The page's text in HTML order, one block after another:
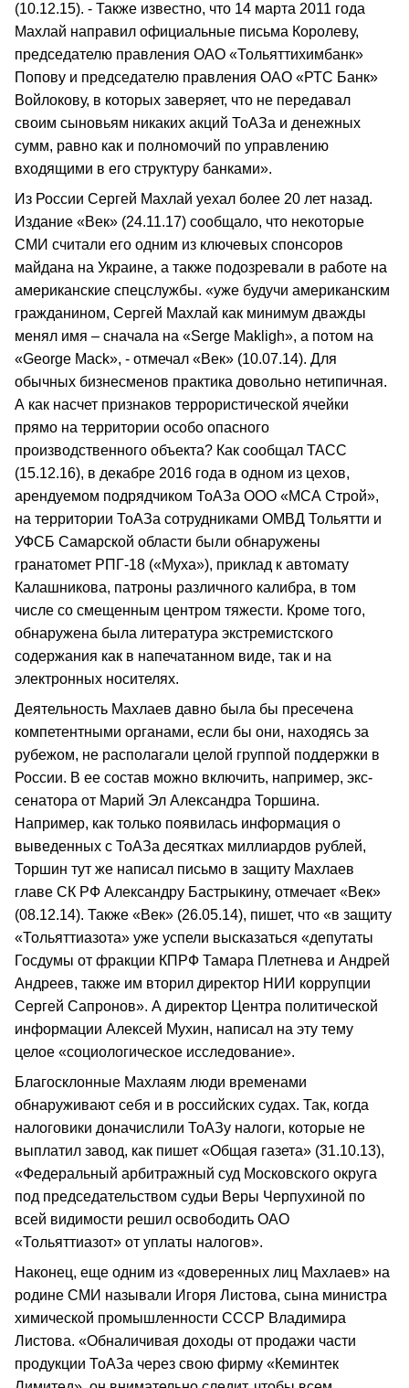
(10.12.15). - Также известно, что 14 марта 2011 года
Махлай направил официальные письма Королеву,
председателю правления ОАО «Тольяттихимбанк»
Попову и председателю правления ОАО «РТС Банк»
Войлокову, в которых заверяет, что не передавал
своим сыновьям никаких акций ТоАЗа и денежных
сумм, равно как и полномочий по управлению
входящими в его структуру банками».
Из России Сергей Махлай уехал более 20 лет назад.
Издание «Век» (24.11.17) сообщало, что некоторые
СМИ считали его одним из ключевых спонсоров
майдана на Украине, а также подозревали в работе на
американские спецслужбы. «уже будучи американским
гражданином, Сергей Махлай как минимум дважды
менял имя – сначала на «Serge Makligh», а потом на
«George Mack», - отмечал «Век» (10.07.14). Для
обычных бизнесменов практика довольно нетипичная.
А как насчет признаков террористической ячейки
прямо на территории особо опасного
производственного объекта? Как сообщал ТАСС
(15.12.16), в декабре 2016 года в одном из цехов,
арендуемом подрядчиком ТоАЗа ООО «МСА Строй»,
на территории ТоАЗа сотрудниками ОМВД Тольятти и
УФСБ Самарской области были обнаружены
гранатомет РПГ-18 («Муха»), приклад к автомату
Калашникова, патроны различного калибра, в том
числе со смещенным центром тяжести. Кроме того,
обнаружена была литература экстремистского
содержания как в напечатанном виде, так и на
электронных носителях.
Деятельность Махлаев давно была бы пресечена
компетентными органами, если бы они, находясь за
рубежом, не располагали целой группой поддержки в
России. В ее состав можно включить, например, экс-
сенатора от Марий Эл Александра Торшина.
Например, как только появилась информация о
выведенных с ТоАЗа десятках миллиардов рублей,
Торшин тут же написал письмо в защиту Махлаев
главе СК РФ Александру Бастрыкину, отмечает «Век»
(08.12.14). Также «Век» (26.05.14), пишет, что «в защиту
«Тольяттиазота» уже успели высказаться «депутаты
Госдумы от фракции КПРФ Тамара Плетнева и Андрей
Андреев, также им вторил директор НИИ коррупции
Сергей Сапронов». А директор Центра политической
информации Алексей Мухин, написал на эту тему
целое «социологическое исследование».
Благосклонные Махлаям люди временами
обнаруживают себя и в российских судах. Так, когда
налоговики доначислили ТоАЗу налоги, которые не
выплатил завод, как пишет «Общая газета» (31.10.13),
«Федеральный арбитражный суд Московского округа
под председательством судьи Веры Черпухиной по
всей видимости решил освободить ОАО
«Тольяттиазот» от уплаты налогов».
Наконец, еще одним из «доверенных лиц Махлаев» на
родине СМИ называли Игоря Листова, сына министра
химической промышленности СССР Владимира
Листова. «Обналичивая доходы от продажи части
продукции ТоАЗа через свою фирму «Кеминтек